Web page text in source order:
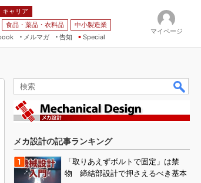
キャリア
食品・薬品・衣料品
中小製造業
メルマガ
告知 Special
マイページ
メカ設計の記事ランキング
「取りあえずボルトで固定」は禁
物 締結部設計で押さえるべき基本